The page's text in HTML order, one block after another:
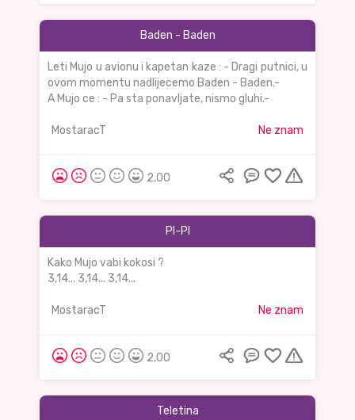
Baden - Baden
Leti Mujo u avionu i kapetan kaze : - Dragi putnici, u
ovom momentu nadlijecemo Baden - Baden.-
A Mujo ce : - Pa sta ponavljate, nismo gluhi.-
MostaracT Ne znam
2,00
PI-PI
Kako Mujo vabi kokosi ?
3,14... 3,14... 3,14...
MostaracT Ne znam
2,00
Teletina